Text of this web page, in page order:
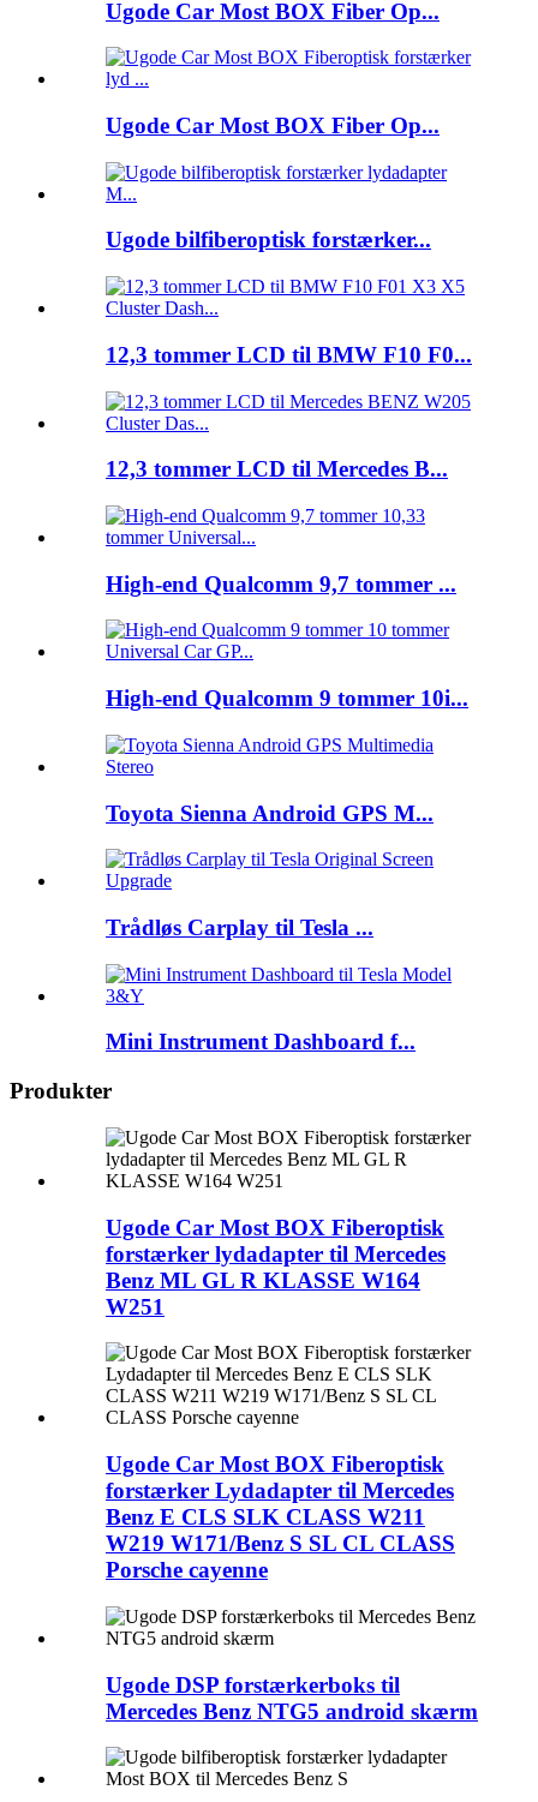
Ugode Car Most BOX Fiber Op...
Ugode Car Most BOX Fiber Op...
Ugode bilfiberoptisk forstærker...
12,3 tommer LCD til BMW F10 F0...
12,3 tommer LCD til Mercedes B...
High-end Qualcomm 9,7 tommer ...
High-end Qualcomm 9 tommer 10i...
Toyota Sienna Android GPS M...
Trådløs Carplay til Tesla ...
Mini Instrument Dashboard f...
Produkter
Ugode Car Most BOX Fiberoptisk
forstærker lydadapter til Mercedes
Benz ML GL R KLASSE W164
W251
Ugode Car Most BOX Fiberoptisk
forstærker Lydadapter til Mercedes
Benz E CLS SLK CLASS W211
W219 W171/Benz S SL CL CLASS
Porsche cayenne
Ugode DSP forstærkerboks til
Mercedes Benz NTG5 android skærm